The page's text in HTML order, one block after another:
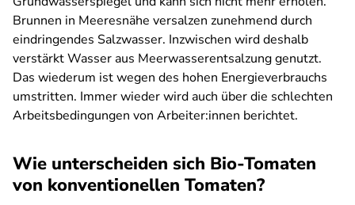
Brunnen in Meeresnähe versalzen zunehmend durch
eindringendes Salzwasser. Inzwischen wird deshalb
verstärkt Wasser aus Meerwasserentsalzung genutzt.
Das wiederum ist wegen des hohen Energieverbrauchs
umstritten. Immer wieder wird auch über die schlechten
Arbeitsbedingungen von Arbeiter:innen berichtet.
Wie unterscheiden sich Bio-Tomaten
von konventionellen Tomaten?